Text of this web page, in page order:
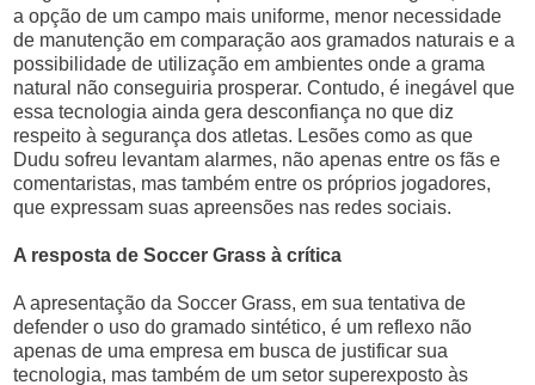
a opção de um campo mais uniforme, menor necessidade
de manutenção em comparação aos gramados naturais e a
possibilidade de utilização em ambientes onde a grama
natural não conseguiria prosperar. Contudo, é inegável que
essa tecnologia ainda gera desconfiança no que diz
respeito à segurança dos atletas. Lesões como as que
Dudu sofreu levantam alarmes, não apenas entre os fãs e
comentaristas, mas também entre os próprios jogadores,
que expressam suas apreensões nas redes sociais.
A resposta de Soccer Grass à crítica
A apresentação da Soccer Grass, em sua tentativa de
defender o uso do gramado sintético, é um reflexo não
apenas de uma empresa em busca de justificar sua
tecnologia, mas também de um setor superexposto às